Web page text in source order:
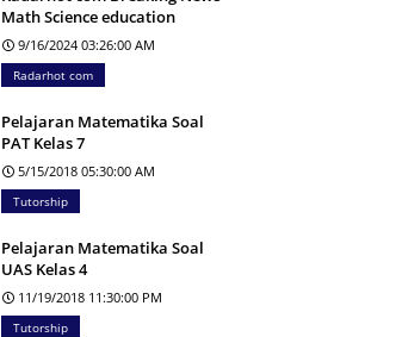
Math Science education
9/16/2024 03:26:00 AM
Radarhot com
Pelajaran Matematika Soal
PAT Kelas 7
5/15/2018 05:30:00 AM
Tutorship
Pelajaran Matematika Soal
UAS Kelas 4
11/19/2018 11:30:00 PM
Tutorship